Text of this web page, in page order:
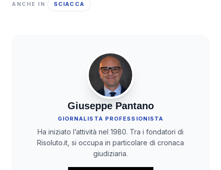
ANCHE IN SCIACCA
Giuseppe Pantano
GIORNALISTA PROFESSIONISTA
Ha iniziato l’attività nel 1980. Tra i fondatori di
Risoluto.it, si occupa in particolare di cronaca
giudiziaria.